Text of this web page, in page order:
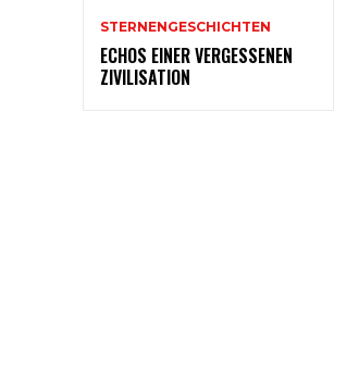
STERNENGESCHICHTEN
ECHOS EINER VERGESSENEN
ZIVILISATION